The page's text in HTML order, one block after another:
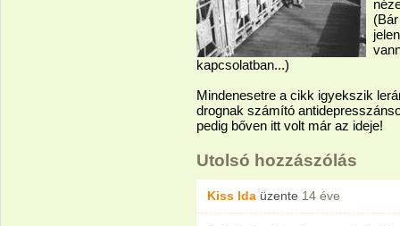
kapcsolatban...)
Mindenesetre a cikk igyekszik
drognak számító
pedig bőven itt volt már az ideje!
Utolsó hozzászólás
Kiss Ida üzente 14 éve